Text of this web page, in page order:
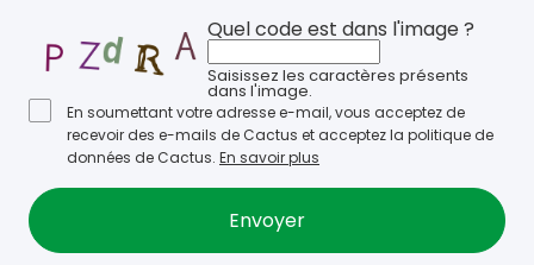
Quel code est dans l'image ?
Saisissez les caractères présents
dans l'image.
En soumettant votre adresse e-mail, vous acceptez de
recevoir des e-mails de Cactus et acceptez la politique de
données de Cactus. En savoir plus